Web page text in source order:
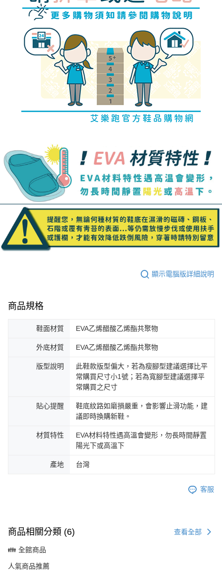
顯示電腦版詳細說明
商品規格
鞋面材質 EVA乙烯醋酸乙烯酯共聚物
外底材質 EVA乙烯醋酸乙烯酯共聚物
版型說明
此鞋款版型偏大，若為瘦腳型建議選擇比平
常購買尺寸小1號；若為寬腳型建議選擇平
常購買之尺寸
貼心提醒
鞋底紋路如磨損嚴重，會影響止滑功能，建
議即時換購新鞋。
材質特性
EVA材料特性遇高溫會變形，勿長時間靜置
陽光下或高溫下
產地 台灣
客服
商品相關分類 (6) 查看全部
👪 全館商品
人氣商品推薦